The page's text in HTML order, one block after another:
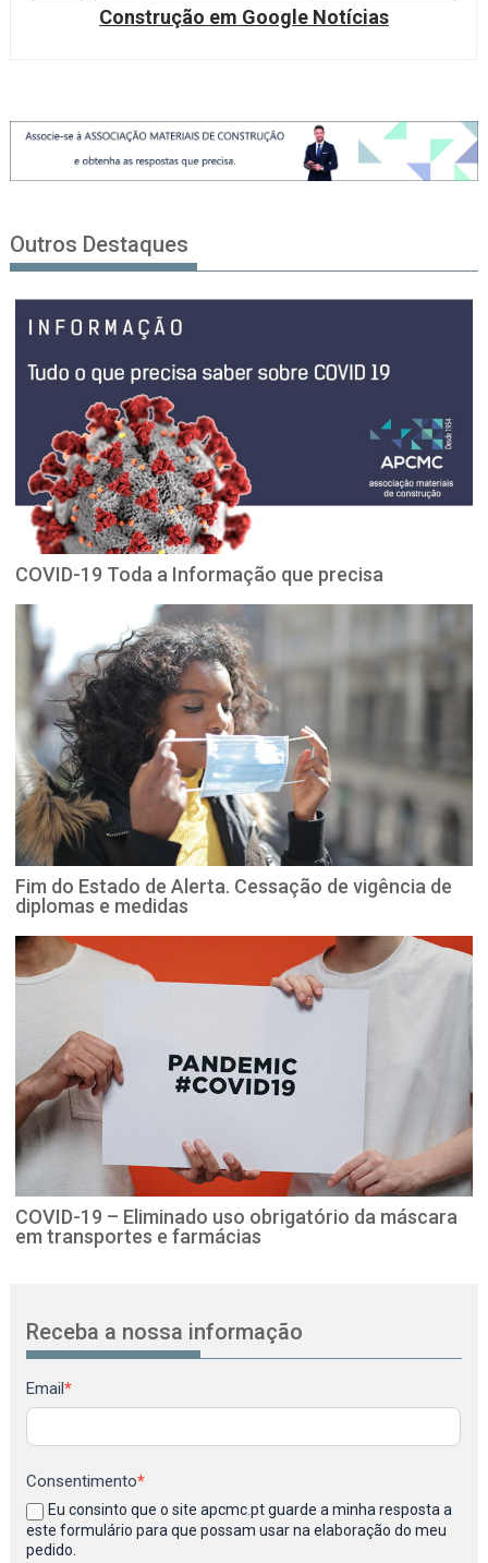
Construção em Google Notícias
Outros Destaques
COVID-19 Toda a Informação que precisa
Fim do Estado de Alerta. Cessação de vigência de
diplomas e medidas
COVID-19 – Eliminado uso obrigatório da máscara
em transportes e farmácias
Receba a nossa informação
Newsletter
Email*
Consentimento*
Eu consinto que o site apcmc.pt guarde a minha resposta a
este formulário para que possam usar na elaboração do meu
pedido.